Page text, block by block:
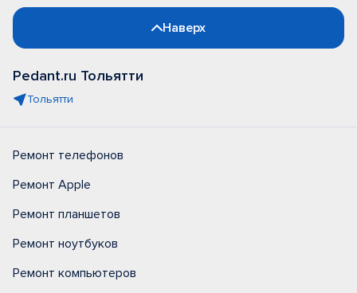
Наверх
Pedant.ru Тольятти
Тольятти
Ремонт телефонов
Ремонт Apple
Ремонт планшетов
Ремонт ноутбуков
Ремонт компьютеров